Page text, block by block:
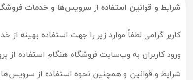
شرایط و قوانین استفاده از سرویسها و خدمات
کاربر گرامی لطفاً موارد زیر را جهت استفاده بهینه از
ورود کاربران به وب‏‌سایت فروشگاه هنگام استفاده
شرایط و قوانین و همچنین نحوه استفاده از